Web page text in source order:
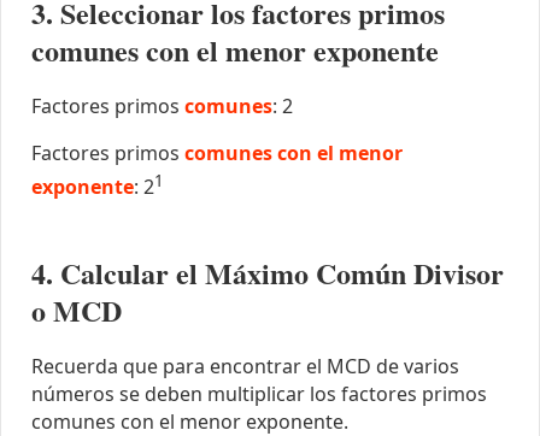
3. Seleccionar los factores primos
comunes con el menor exponente
Factores primos comunes: 2
Factores primos comunes con el menor
exponente: 21
4. Calcular el Máximo Común Divisor
o MCD
Recuerda que para encontrar el MCD de varios
números se deben multiplicar los factores primos
comunes con el menor exponente.